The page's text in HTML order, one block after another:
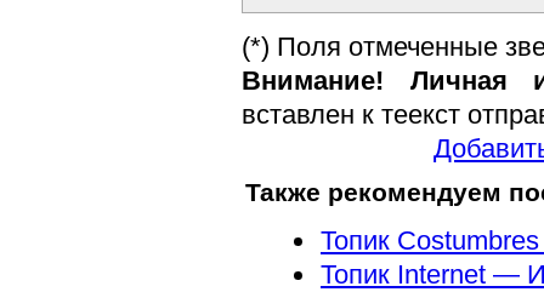
(*) Поля отмеченные
Внимание! Личная
вставлен к теекст
Также рекомендуем
Топик
Топик Internet —